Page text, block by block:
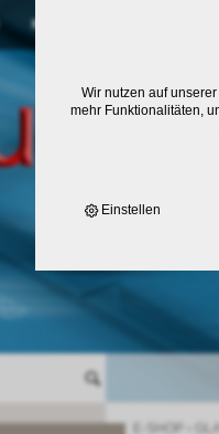
Kontakt
Wir nutzen auf
mehr Funktionalitäten,
Einstellen